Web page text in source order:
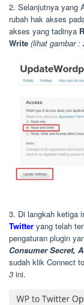
2. Selanjutnya yang
rubah hak akses
akses yang tadinya
Write (lihat gambar :
3. Di langkah ketiga
Twitter yang telah
pengaturan plugin
Consumer Secret,
sudah klik Connect
3 ini.